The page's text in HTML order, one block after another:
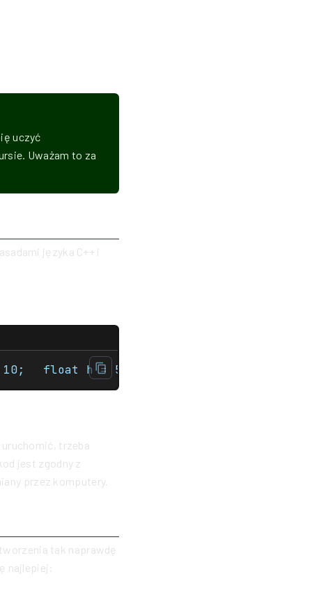
uczyć
Uważam to za
języka C++ i
trzeba
jest zgodny z
przez komputery.
tak naprawdę
najlepiej: